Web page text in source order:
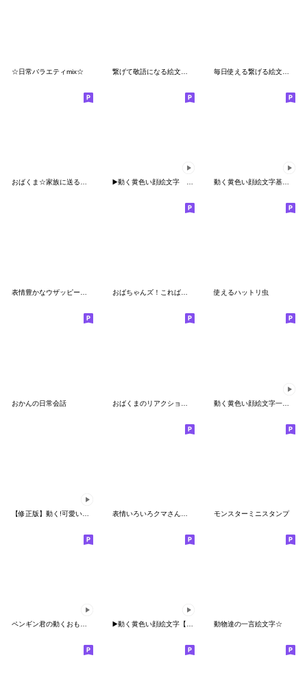
☆日常バラエティmix☆ 毎日使える繋げる絵文字☆おばちゃんズ
動く黄色い顔絵文字基本敬語編
表情豊かなウザッピーの絵文字2 おばちゃんズ！こればっか使っちゃう絵文字 使えるハットリ虫
おかんの日常会話 動く黄色い顔絵文字一言編
モンスターミニスタンプ
ペンギン君の動くおもしろ絵文字 2 ▶️動く黄色い顔絵文字【共感、相槌】 動物達の一言絵文字☆